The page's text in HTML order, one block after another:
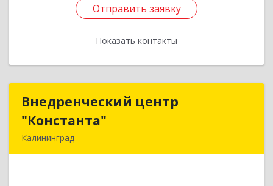
Отправить заявку
Показать контакты
Отправить заявку
Назад
Внедренческий центр
"Константа"
Калининград
Внедренческий центр